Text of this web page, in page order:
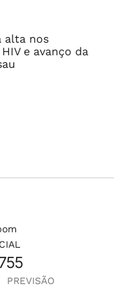
alta nos
e avanço da
PREVISÃO